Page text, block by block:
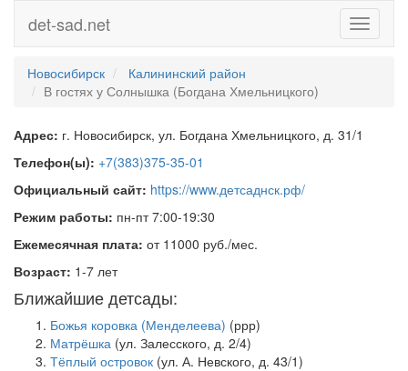
Toggle
det-sad.net
Новосибирск
Калининский район
В гостях у Солнышка (Богдана Хмельницкого)
Адрес: г. Новосибирск, ул. Богдана Хмельницкого, д. 31/1
Телефон(ы): +7(383)375-35-01
Официальный сайт: https://www.детсаднск.рф/
Режим работы: пн-пт 7:00-19:30
Ежемесячная плата: от 11000 руб./мес.
Возраст: 1-7 лет
Ближайшие детсады:
Божья коровка (Менделеева) (ррр)
Матрёшка (ул. Залесского, д. 2/4)
Тёплый островок (ул. А. Невского, д. 43/1)